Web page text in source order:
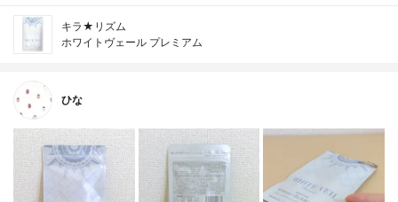
キラ★リズム
ホワイトヴェール プレミアム
ひな